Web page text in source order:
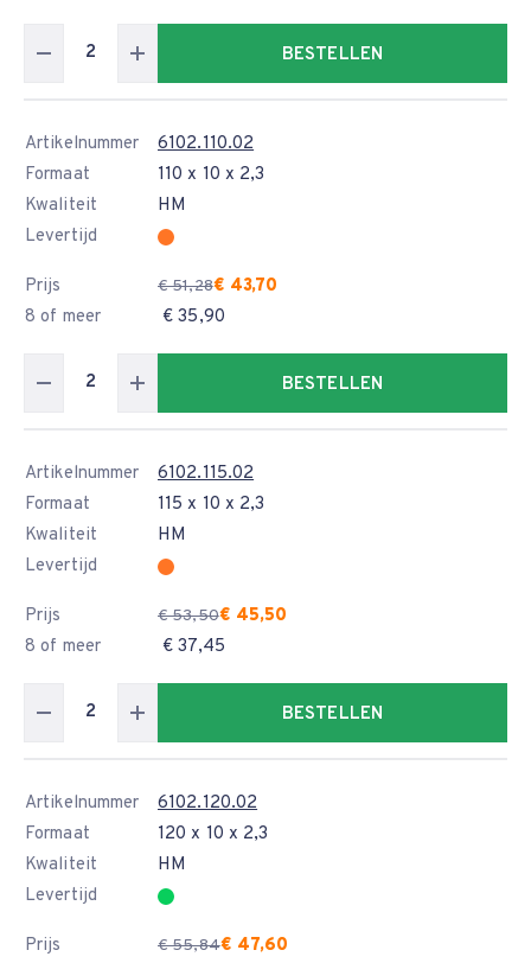
BESTELLEN
Artikelnummer
6102.110.02
Formaat
110 x 10 x 2,3
Kwaliteit
HM
Levertijd
Prijs € 51,28€ 43,70
8 of meer
€ 35,90
BESTELLEN
Artikelnummer
6102.115.02
Formaat
115 x 10 x 2,3
Kwaliteit
HM
Levertijd
Prijs € 53,50€ 45,50
8 of meer
€ 37,45
BESTELLEN
Artikelnummer
6102.120.02
Formaat
120 x 10 x 2,3
Kwaliteit
HM
Levertijd
Prijs € 55,84€ 47,60